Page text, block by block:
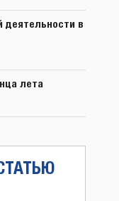
деятельности в
лета